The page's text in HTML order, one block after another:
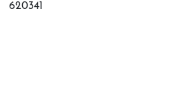
620341